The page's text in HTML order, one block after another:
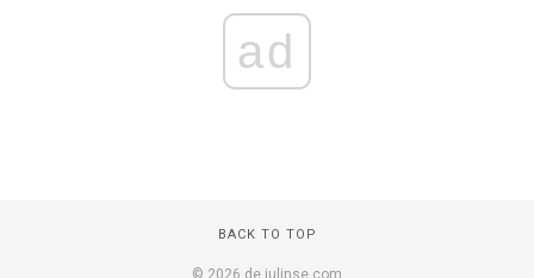
ad
BACK TO TOP
© 2026 de.julinse.com